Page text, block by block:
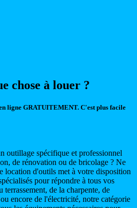
chose à louer ?
ligne GRATUITEMENT. C'est plus facile
outillage spécifique et professionnel
de rénovation ou de bricolage ? Ne
location d'outils met à votre disposition
pour répondre à tous vos
terrassement, de la charpente, de
encore de l'électricité, notre catégorie